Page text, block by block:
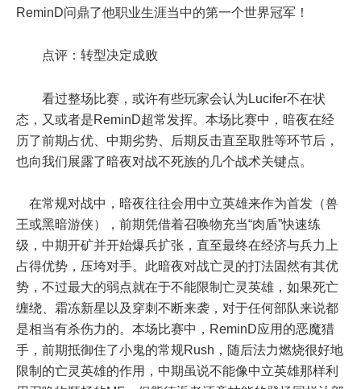
ReminD问鼎了他职业生涯当中的第一个世界冠军！
点评：转型决定成败
看过整场比赛，或许有些玩家会认为Lucifer不在状
态，又或者是ReminD超常发挥。本场比赛中，暗夜在经
历了前期占优、中期劣势、后期反击直至取胜等环节后，
也向我们展露了暗夜对战不死族的几个战术关键点。
在常规对战中，暗夜往往会用中立英雄来作为首发（兽
王或黑暗游侠），前期凭借着召唤物充当“肉盾”快速练
级，中期开矿并开始爆兵扩张，直至最终在经济与兵力上
占得优势，压垮对手。此暗夜对战亡灵的打法固然有其优
势，不过最大的弱点就在于不能限制亡灵英雄，如果死亡
缠绕、霜冻新星以及穿刺不断来袭，对于任何部队来说都
是相当有杀伤力的。本场比赛中，ReminD应用的恶魔猎
手，前期抵御住了小鬼的常规Rush，随后法力燃烧很好地
限制的亡灵英雄的作用，中期虽说不能像中立英雄那样利